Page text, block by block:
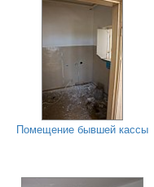
Помещение бывшей кассы